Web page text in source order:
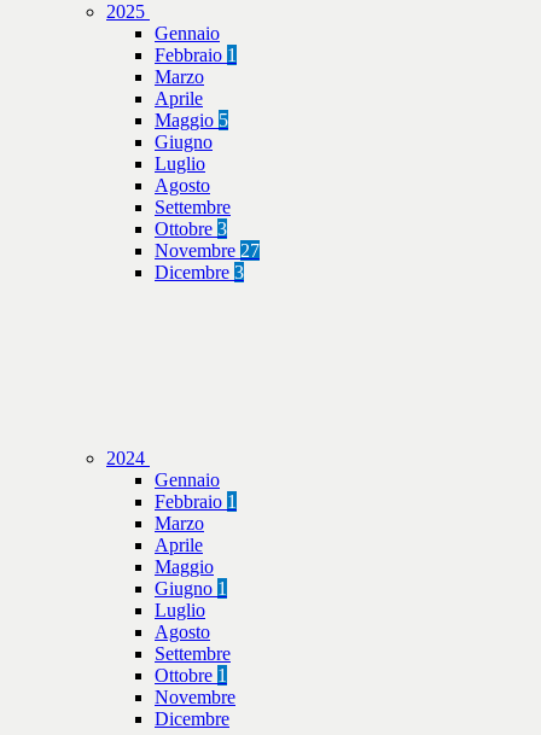
2025
Gennaio
Febbraio 1
Marzo
Aprile
Maggio 5
Giugno
Luglio
Agosto
Settembre
Ottobre 3
Novembre 27
Dicembre 3
2024
Gennaio
Febbraio 1
Marzo
Aprile
Maggio
Giugno 1
Luglio
Agosto
Settembre
Ottobre 1
Novembre
Dicembre